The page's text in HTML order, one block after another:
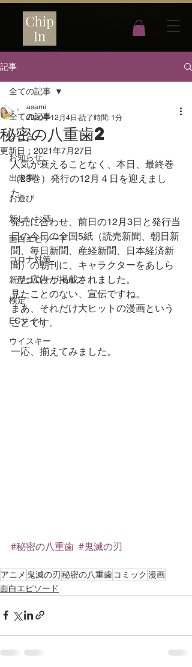
記事
全ての記事
メニュー
お知らせ
出来事
お遊び
新しいお酒
面白エピソード
コロナ対策
新型コロナウイルス
検定
ECサイト
ウイスキー
全ての記事
秘密の八重歯2
asami
2020年12月4日 読了時間: 1分
更新日： 2021年7月27日
人気が衰えることなく、本日、最終巻
（23巻）発行の12月４日を迎えまし
た。
発売に合わせ、前日の12月3日と発行当
日の今日の全国5紙（読売新聞、朝日新
聞、毎日新聞、産経新聞、日本経済新
聞）の朝刊に、キャラクターをあしら
った広告が掲載されました。
見たことのない、宣伝ですね。
まあ、それだけ大ヒットの漫画という
ことです。
一応、揃えてみました。
#秘密の八重歯 #鬼滅の刃
アニメ 鬼滅の刃秘密の八重歯 コミック 漫画
面白エピソード